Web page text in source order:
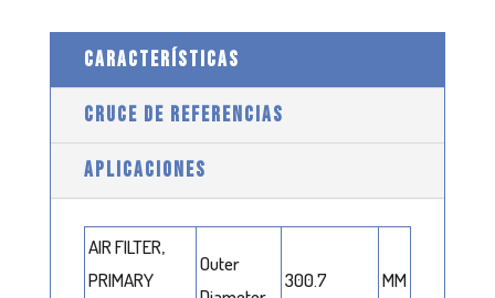
CARACTERÍSTICAS
CRUCE DE REFERENCIAS
APLICACIONES
AIR FILTER,
PRIMARY
Outer
300.7 MM